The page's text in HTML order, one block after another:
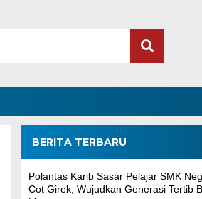
BERITA TERBARU
Polantas Karib Sasar Pelajar SMK
Cot Girek, Wujudkan Generasi Tertib